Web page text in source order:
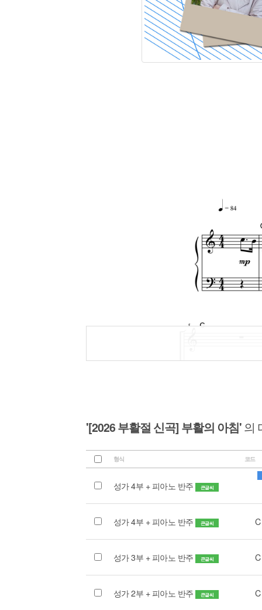
'[2026 부활절 신곡] 부활의 아침'의
형식 코드
성가 4부 + 피아노 반주 큰글씨
성가 4부 + 피아노 반주 큰글씨
성가 3부 + 피아노 반주 큰글씨
성가 2부 + 피아노 반주 큰글씨